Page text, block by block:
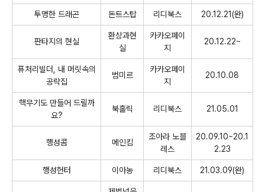
투명한 드래곤 돈트스탑 리디북스 20.12.21(완)
판타지의 현실
환상과현
실
카카오페이
지
20.12.22~
퓨처리빌더
내 머릿속의
공략집
범미르
카카오페이
지
20.10.08
핵무기도 만들어 드릴까
요?
북홀릭 리디북스 21.05.01
행성콤 메인킴
조아라 노블
레스
20.09.10~20.1
2.23
행성헌터 이아농 리디북스 21.03.09(완)